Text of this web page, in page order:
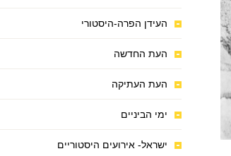
העידן הפרה-היסטורי
העת החדשה
העת העתיקה
ימי הביניים
ישראל- אירועים היסטוריים